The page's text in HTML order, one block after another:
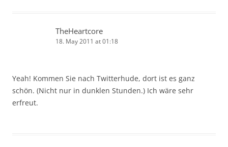
TheHeartcore
18. May 2011 at 01:18
Yeah! Kommen Sie nach Twitterhude, dort ist es ganz
schön. (Nicht nur in dunklen Stunden.) Ich wäre sehr
erfreut.